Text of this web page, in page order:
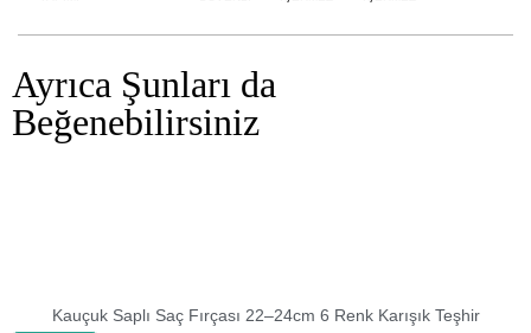
Ayrıca Şunları da
Beğenebilirsiniz
Kauçuk Saplı Saç Fırçası 22–24cm 6 Renk Karışık Teşhir